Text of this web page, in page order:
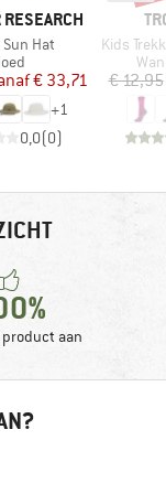
RESEARCH
Hat
Prijs
Verlaagde prijs
€ 33,71
+1
0,0(0)
Artikel
Kids Trekking
€ 12,95
aan